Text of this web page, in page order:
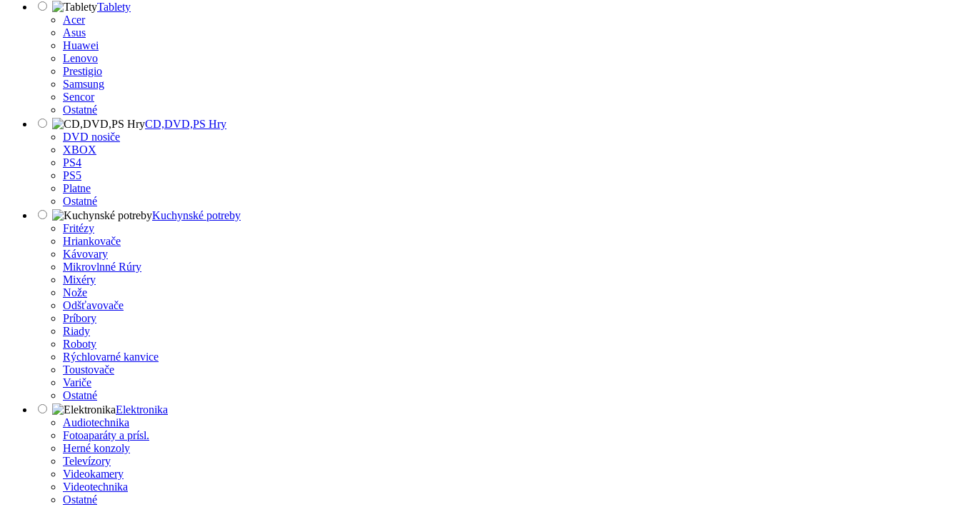
Tablety
Acer
Asus
Huawei
Lenovo
Prestigio
Samsung
Sencor
Ostatné
CD,DVD,PS Hry
DVD nosiče
XBOX
PS4
PS5
Platne
Ostatné
Kuchynské potreby
Fritézy
Hriankovače
Kávovary
Mikrovlnné Rúry
Mixéry
Nože
Odšťavovače
Príbory
Riady
Roboty
Rýchlovarné kanvice
Toustovače
Variče
Ostatné
Elektronika
Audiotechnika
Fotoaparáty a prísl.
Herné konzoly
Televízory
Videokamery
Videotechnika
Ostatné